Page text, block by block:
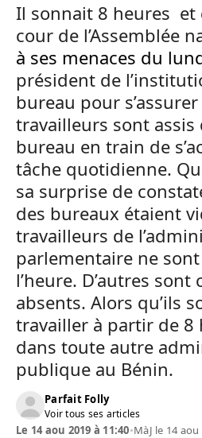
Il sonnait 8 heures et
cour de l’Assemblée
à ses menaces du
président de
bureau pour
travailleurs sont assis
bureau en train de
tâche quotidienne.
sa surprise de
des bureaux étaient
travailleurs de
parlementaire ne
l’heure. D’autres
absents. Alors qu’ils
travailler à partir de 8
dans toute autre
publique au Bénin.
Parfait Folly
Voir tous ses articles
Le 14 aou 2019 à 11:40•MàJ le 14 aou